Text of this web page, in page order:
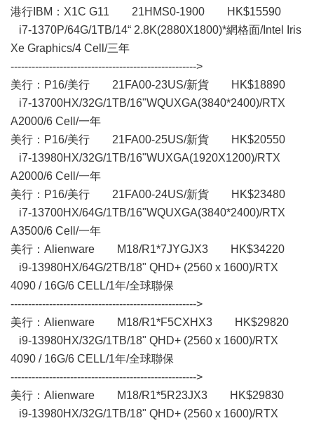
港行IBM：X1C G11 21HMS0-1900 HK$15590
i7-1370P/64G/1TB/14“ 2.8K(2880X1800)*網格面/Intel Iris
Xe Graphics/4 Cell/三年
----------------------------------------------------->
美行：P16/美行 21FA00-23US/新貨 HK$18890
i7-13700HX/32G/1TB/16"WQUXGA(3840*2400)/RTX
A2000/6 Cell/一年
美行：P16/美行 21FA00-25US/新貨 HK$20550
i7-13980HX/32G/1TB/16"WUXGA(1920X1200)/RTX
A2000/6 Cell/一年
美行：P16/美行 21FA00-24US/新貨 HK$23480
i7-13700HX/64G/1TB/16"WQUXGA(3840*2400)/RTX
A3500/6 Cell/一年
美行：Alienware M18/R1*7JYGJX3 HK$34220
i9-13980HX/64G/2TB/18" QHD+ (2560 x 1600)/RTX
4090 / 16G/6 CELL/1年/全球聯保
----------------------------------------------------->
美行：Alienware M18/R1*F5CXHX3 HK$29820
i9-13980HX/32G/1TB/18" QHD+ (2560 x 1600)/RTX
4090 / 16G/6 CELL/1年/全球聯保
----------------------------------------------------->
美行：Alienware M18/R1*5R23JX3 HK$29830
i9-13980HX/32G/1TB/18" QHD+ (2560 x 1600)/RTX